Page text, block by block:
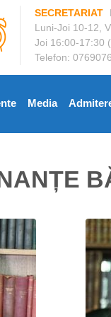
SECRETARIAT
Luni-Joi 10-12,
Joi 16:00-17:30
Telefon:
Media